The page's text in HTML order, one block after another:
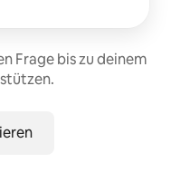
Frage bis zu deinem